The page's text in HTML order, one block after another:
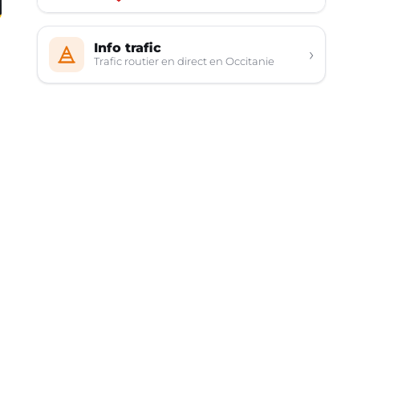
Info trafic
Trafic routier en direct en Occitanie ›